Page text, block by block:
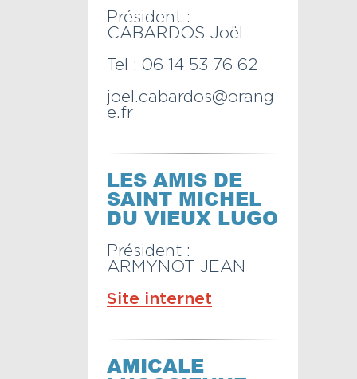
Président :
CABARDOS Joël
Tel : 06 14 53 76 62
joel.cabardos@orang
e.fr
LES AMIS DE
SAINT MICHEL
DU VIEUX LUGO
Président :
ARMYNOT JEAN
Site internet
AMICALE